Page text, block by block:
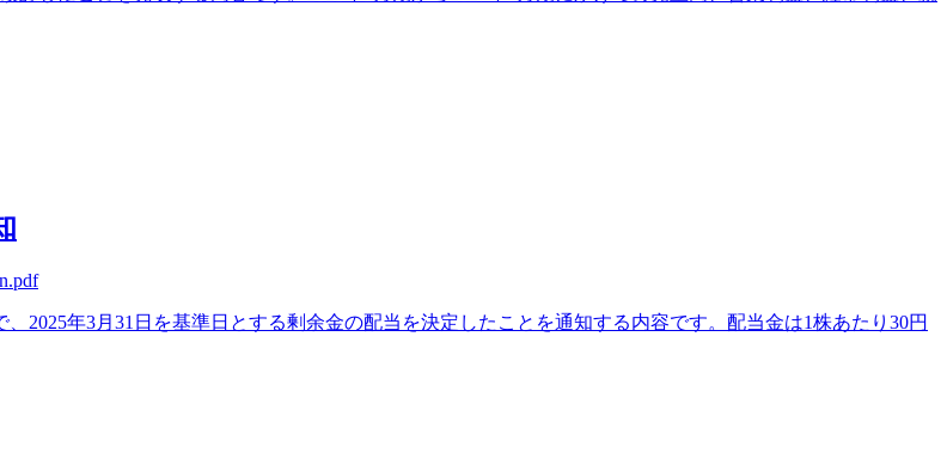
2025年3月31日を基準日とする剰余金の配当を決定したことを通知する内容です。配当金は1株あたり30円